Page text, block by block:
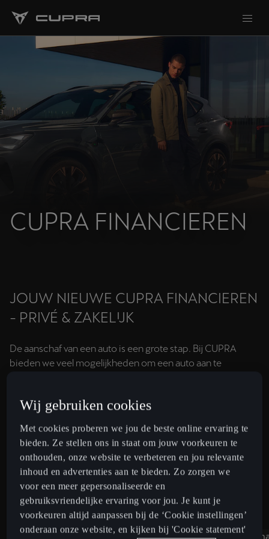
CUPRA FINANCIEREN
JOUW NIEUWE CUPRA FINANCIEREN
- PRIVÉ & ZAKELIJK
De aanschaf van een auto is een grote stap. Bij CUPRA
bieden we veel mogelijkheden om een auto aan te
maand of spreid de aanschafprijs over een langere
ZAKELIJK FINANCIEREN
Financial lease
Wij gebruiken cookies
Met cookies proberen we jou de beste online ervaring te
bieden. Ze stellen ons in staat om jouw voorkeuren te
onthouden, onze website te verbeteren en jou relevante
inhoud en advertenties aan te bieden. Zo zorgen we
voor een meer gepersonaliseerde en
gebruiksvriendelijke ervaring voor jou. Je kunt je
voorkeuren altijd aanpassen bij de ‘Cookie instellingen’
onderaan onze website, en kijken bij 'Cookie statement'